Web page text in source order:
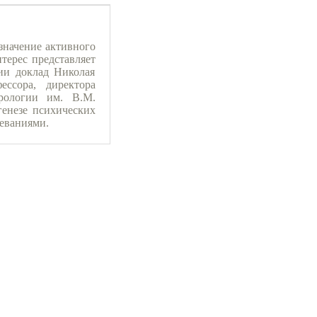
активного
представляет
доклад Николая
директора
им. В.М.
психических